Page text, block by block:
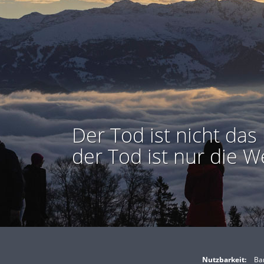
Der Tod ist nicht
der Tod ist nur die
Nutzbarkeit: